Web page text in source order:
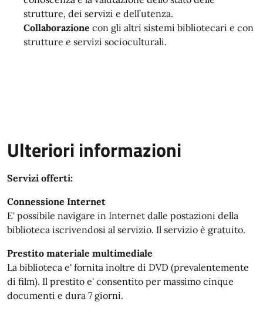
strutture, dei servizi e dell’utenza.
Collaborazione con gli altri sistemi bibliotecari e con
strutture e servizi socioculturali.
Ulteriori informazioni
Servizi offerti:
Connessione Internet
E' possibile navigare in Internet dalle postazioni della
biblioteca iscrivendosi al servizio. Il servizio è gratuito.
Prestito materiale multimediale
La biblioteca e' fornita inoltre di DVD (prevalentemente
di film). Il prestito e' consentito per massimo cinque
documenti e dura 7 giorni.